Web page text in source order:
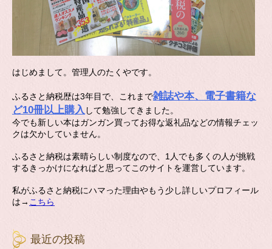
はじめまして。管理人のたくやです。
ふるさと納税歴は3年目で、これまで雑誌や本、電子書籍な
ど10冊以上購入 して勉強してきました。
今でも新しい本はガンガン買ってお得な返礼品などの情報チェッ
クは欠かしていません。
ふるさと納税は素晴らしい制度なので、1人でも多くの人が挑戦
するきっかけになればと思ってこのサイトを運営しています。
私がふるさと納税にハマった理由やもう少し詳しいプロフィール
は→ こちら
最近の投稿